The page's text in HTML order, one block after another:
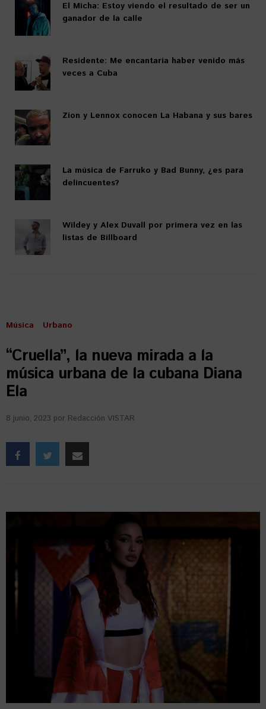
El Micha: Estoy viendo el resultado de ser un
ganador de la calle
Residente: Me encantaría haber venido más
veces a Cuba
Zion y Lennox conocen La Habana y sus bares
La música de Farruko y Bad Bunny, ¿es para
delincuentes?
Wildey y Alex Duvall por primera vez en las
listas de Billboard
Música Urbano
“Cruella”, la nueva mirada a la
música urbana de la cubana Diana
Ela
8 junio, 2023 por Redacción VISTAR